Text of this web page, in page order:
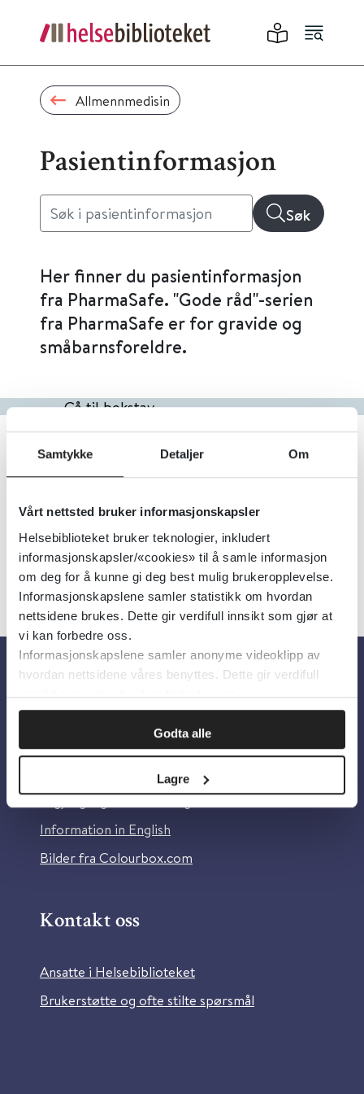
Samtykke Detaljer Om
Vårt nettsted bruker informasjonskapsler
Helsebiblioteket bruker teknologier, inkludert
informasjonskapsler/«cookies» til å samle informasjon
om deg for å kunne gi deg best mulig brukeropplevelse.
Informasjonskapslene samler statistikk om hvordan
nettsidene brukes. Dette gir verdifull innsikt som gjør at
vi kan forbedre oss.
Informasjonskapslene samler anonyme videoklipp av
hvordan nettsidene våres benyttes. Dette gir verdifull
innsikt som gjør at vi kan forbedre oss.
Godta alle
Lagre
Allmennmedisin
Pasientinformasjon
Søk
Her finner du pasientinformasjon
fra PharmaSafe. "Gode råd"-serien
fra PharmaSafe er for gravide og
småbarnsforeldre.
Gå til bokstav
Filter
2
Om oss
Om Helsebiblioteket
Personvern og informasjonskapsler
Tilgjengelighetserklæring
Information in English
Bilder fra Colourbox.com
Kontakt oss
Ansatte i Helsebiblioteket
Brukerstøtte og ofte stilte spørsmål